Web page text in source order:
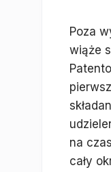
Poza
wiąże
na
cały